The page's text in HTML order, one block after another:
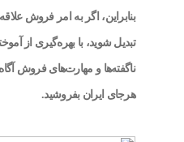
بنابراین، اگر به امر فروش
تبدیل شوید، با بهره‌گیری از
ناگفته‌ها و مهارت‌های فروش
هرجای ایران بفروشید.